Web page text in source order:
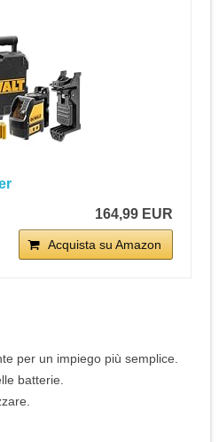
164,99 EUR
Acquista su Amazon
per un impiego più semplice.
batterie.